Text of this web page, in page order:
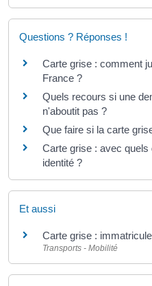
Questions ? Réponses !
Carte grise : comment
France ?
Quels recours si une
n'aboutit pas ?
Que faire si la carte
Carte grise : avec
identité ?
Et aussi
Carte grise :
Transports - Mobilité